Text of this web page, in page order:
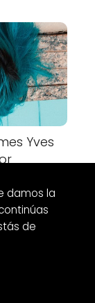
Yves
octubre 2023:
damos la
de